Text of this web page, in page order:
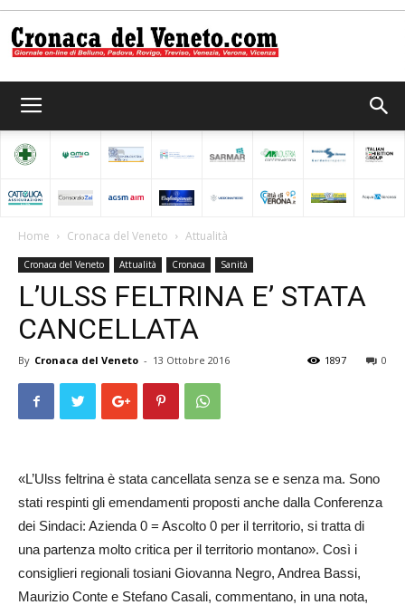
del
Veneto
Home Cronaca del Veneto Attualità
Cronaca del Veneto Attualità Cronaca Sanità
L’ULSS FELTRINA E’ STATA
CANCELLATA
By Cronaca del Veneto - 13 Ottobre 2016 0
1897
«L’Ulss feltrina è stata cancellata senza se e senza ma. Sono
stati respinti gli em­endamenti proposti an­che dalla Conferenza
dei Sindaci: Azienda 0 = As­colto 0 per il territorio, si tratta di
una partenza mo­lto critica per il territorio montano». Così i
consiglieri regionali tosiani Gi­ovanna Negro, Andrea Ba­ssi,
Mau­rizio Conte e St­efano Ca­sali, commentano, in una no­ta,